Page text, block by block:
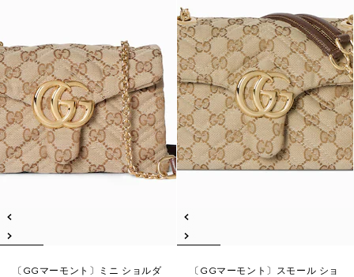
〔GGマーモント〕ミニ ショルダ
〔GGマーモント〕スモール ショ